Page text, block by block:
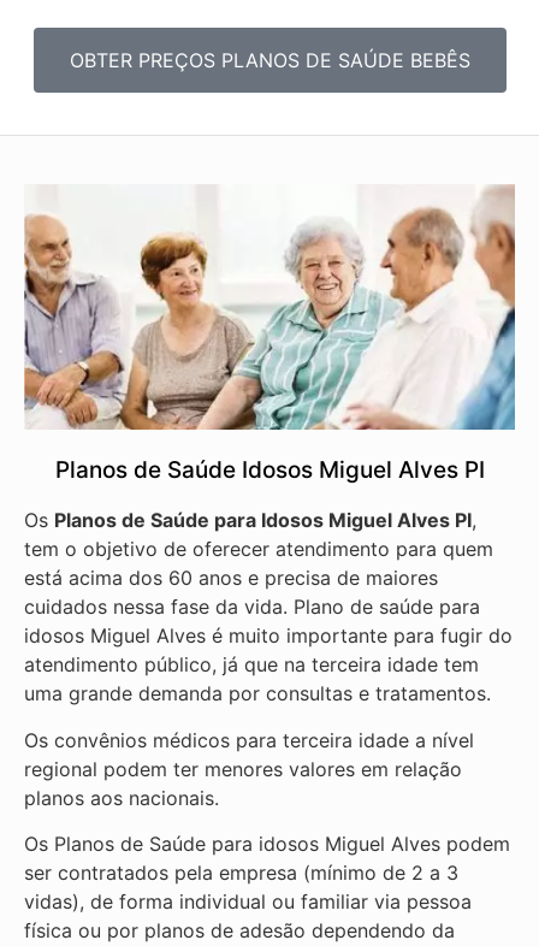
OBTER PREÇOS PLANOS DE SAÚDE BEBÊS
Planos de Saúde Idosos Miguel Alves PI
Os Planos de Saúde para Idosos Miguel Alves PI,
tem o objetivo de oferecer atendimento para quem
está acima dos 60 anos e precisa de maiores
cuidados nessa fase da vida. Plano de saúde para
idosos Miguel Alves é muito importante para fugir do
atendimento público, já que na terceira idade tem
uma grande demanda por consultas e tratamentos.
Os convênios médicos para terceira idade a nível
regional podem ter menores valores em relação
planos aos nacionais.
Os Planos de Saúde para idosos Miguel Alves podem
ser contratados pela empresa (mínimo de 2 a 3
vidas), de forma individual ou familiar via pessoa
física ou por planos de adesão dependendo da